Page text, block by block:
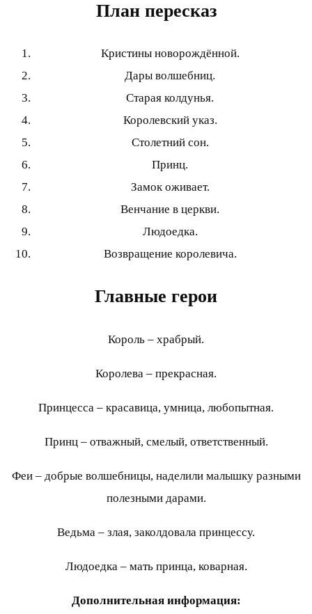
План пересказ
Кристины новорождённой.
Дары волшебниц.
Старая колдунья.
Королевский указ.
Столетний сон.
Принц.
Замок оживает.
Венчание в церкви.
Людоедка.
Возвращение королевича.
Главные герои
Король – храбрый.
Королева – прекрасная.
Принцесса – красавица, умница, любопытная.
Принц – отважный, смелый, ответственный.
Феи – добрые волшебницы, наделили малышку разными
полезными дарами.
Ведьма – злая, заколдовала принцессу.
Людоедка – мать принца, коварная.
Дополнительная информация: